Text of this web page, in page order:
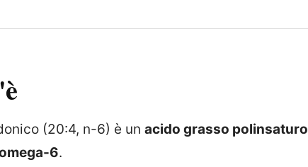
(20:4, n-6) è un acido grasso polinsaturo
6.